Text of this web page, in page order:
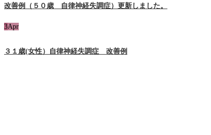
改善例（５０歳 自律神経失調症）更新しました。
3Apr
３１歳(女性）自律神経失調症 改善例